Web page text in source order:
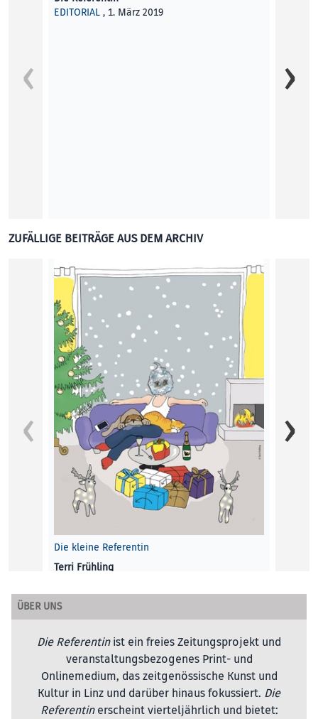
EDITORIAL , 1. März 2019
ZUFÄLLIGE BEITRÄGE AUS DEM ARCHIV
Die kleine Referentin
Terri Frühling
ÜBER UNS
Die Referentinist ein freies Zeitungsprojekt und
veranstaltungsbezogenes Print- und
Onlinemedium, das zeitgenössische Kunst und
Kultur in Linz und darüber hinaus fokussiert. Die
Referentinerscheint vierteljährlich und bietet: